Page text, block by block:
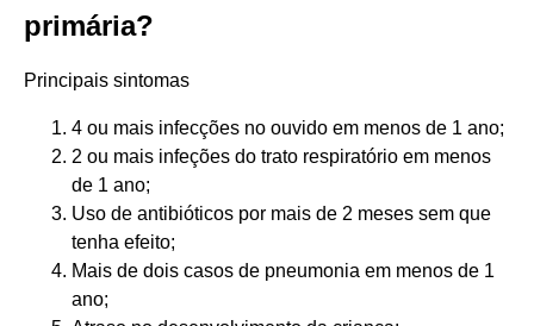
primária?
Principais sintomas
4 ou mais infecções no ouvido em menos de 1 ano;
2 ou mais infeções do trato respiratório em menos
de 1 ano;
Uso de antibióticos por mais de 2 meses sem que
tenha efeito;
Mais de dois casos de pneumonia em menos de 1
ano;